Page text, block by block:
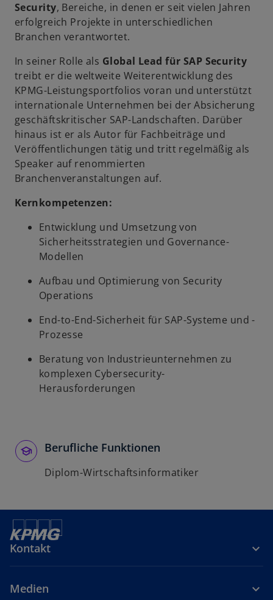
Security, Bereiche, in denen er seit vielen Jahren
erfolgreich Projekte in unterschiedlichen
Branchen verantwortet.
In seiner Rolle als Global Lead für SAP Security
treibt er die weltweite Weiterentwicklung des
KPMG-Leistungsportfolios voran und unterstützt
internationale Unternehmen bei der Absicherung
geschäftskritischer SAP-Landschaften. Darüber
hinaus ist er als Autor für Fachbeiträge und
Veröffentlichungen tätig und tritt regelmäßig als
Speaker auf renommierten
Branchenveranstaltungen auf.
Kernkompetenzen:
Entwicklung und Umsetzung von
Sicherheitsstrategien und Governance-
Modellen
Aufbau und Optimierung von Security
Operations
End-to-End-Sicherheit für SAP-Systeme und -
Prozesse
Beratung von Industrieunternehmen zu
komplexen Cybersecurity-
Herausforderungen
Berufliche Funktionen
Diplom-Wirtschaftsinformatiker
Kontakt
Medien